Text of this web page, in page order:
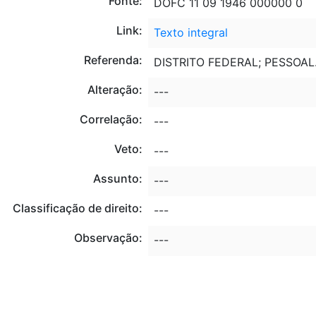
Link:
Texto integral
Referenda:
DISTRITO FEDERAL;
Alteração:
---
Correlação:
---
Veto:
---
Assunto:
---
Classificação de direito:
---
Observação:
---